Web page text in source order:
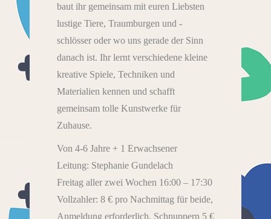
baut ihr gemeinsam mit euren Liebsten
lustige Tiere, Traumburgen und -
schlösser oder wo uns gerade der Sinn
danach ist. Ihr lernt verschiedene kleine
kreative Spiele, Techniken und
Materialien kennen und schafft
gemeinsam tolle Kunstwerke für
Zuhause.
Von 4-6 Jahre + 1 Erwachsener
Leitung: Stephanie Gundelach
Freitag aller zwei Wochen 16:00 – 17:30
Vollzahler: 8 € pro Nachmittag für beide,
Anmeldung erforderlich, Schnuppern 5 €